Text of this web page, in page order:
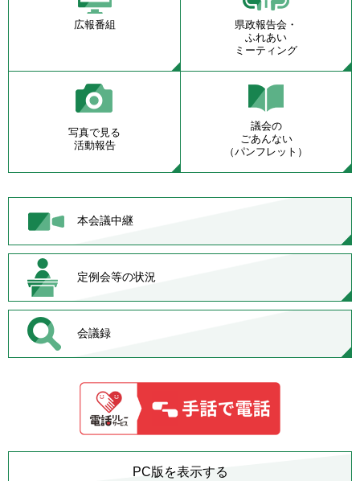
広報番組
県政報告会・
ふれあい
ミーティング
写真で見る
活動報告
議会の
ごあんない
（パンフレット）
本会議中継
定例会等の状況
会議録
PC版を表示する